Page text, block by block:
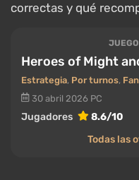
correctas y qué
JUEGO
Heroes of Might
Estrategia, Por turnos,
30 abril 2026 PC
Jugadores
8.6/10
Todas las